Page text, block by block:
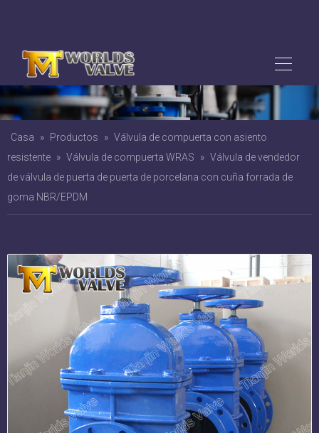
Casa » Productos » Válvula de compuerta con asiento
resistente
Válvula de compuerta WRAS » Válvula de
vendedor de válvula de puerta de puerta de porcelana con cuña
forrada de goma NBR/EPDM